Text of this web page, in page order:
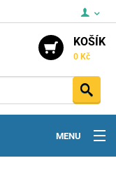
KOŠÍK
0 Kč
MENU